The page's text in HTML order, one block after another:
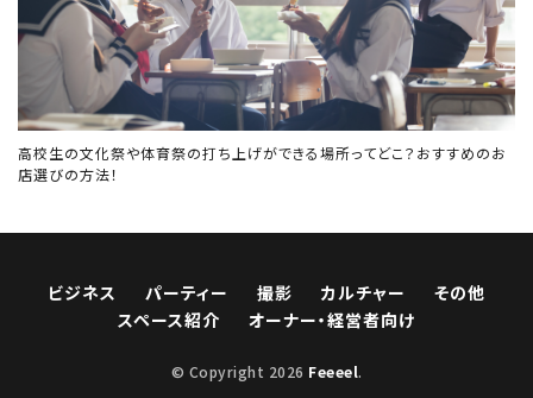
高校生の文化祭や体育祭の打ち上げができる場所ってどこ？おすすめのお
店選びの方法！
ビジネス パーティー 撮影 カルチャー
その他
スペース紹介
オーナー・経営者向け
© Copyright 2026 Feeeel.